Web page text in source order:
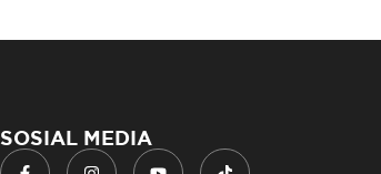
SOSIAL MEDIA